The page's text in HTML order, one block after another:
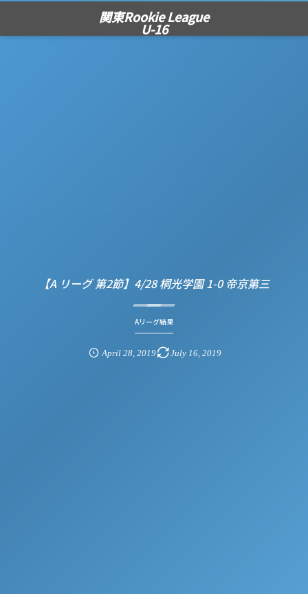
関東Rookie League
U-16
【A リーグ 第2節】4/28 桐光学園 1-0 帝京第三
Aリーグ結果
April 28, 2019 July 16,2019